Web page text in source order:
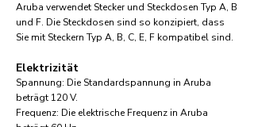
Aruba verwendet Stecker und Steckdosen Typ A, B
und F. Die Steckdosen sind so konzipiert, dass
Sie mit Steckern Typ A, B, C, E, F kompatibel sind.
Elektrizität
Spannung: Die Standardspannung in Aruba
beträgt 120 V.
Frequenz: Die elektrische Frequenz in Aruba